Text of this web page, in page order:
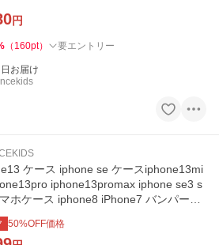
円
（ 160pt） 要エントリー
お届け
ケース iphone se ケースiphone13mi
iphone13promax iphone se3 s
ホケース iphone8 iPhone7 バンパーケ
50%OFF価格